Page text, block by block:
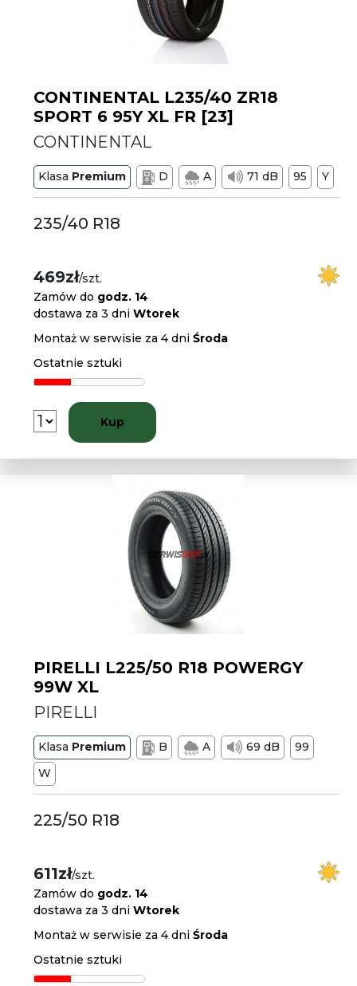
CONTINENTAL L235/40 ZR18
SPORT 6 95Y XL FR [23]
CONTINENTAL
Klasa Premium D A 71 dB 95 Y
235/40 R18
469zł/szt.
Zamów do godz. 14
dostawa za 3 dniWtorek
Montaż w serwisie za 4 dniŚroda
Ostatnie sztuki
Kup
PIRELLI L225/50 R18 POWERGY
99W XL
PIRELLI
Klasa Premium B A 69 dB
99
W
225/50 R18
611zł/szt.
Zamów do godz. 14
dostawa za 3 dniWtorek
Montaż w serwisie za 4 dniŚroda
Ostatnie sztuki